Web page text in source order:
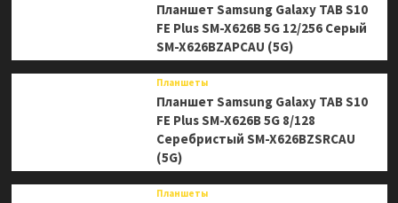
Планшет Samsung Galaxy TAB S10
FE Plus SM-X626B 5G 12/256 Серый
SM-X626BZAPCAU (5G)
Планшеты
Планшет Samsung Galaxy TAB S10
FE Plus SM-X626B 5G 8/128
Серебристый SM-X626BZSRCAU
(5G)
Планшеты